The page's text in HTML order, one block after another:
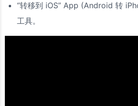
“转移到 iOS” App (Android 转
工具。